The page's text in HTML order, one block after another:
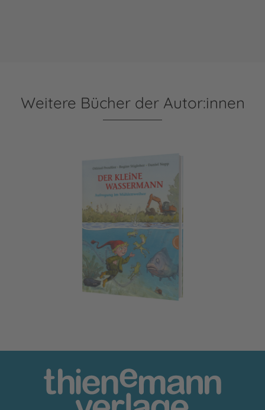
Weitere Bücher der Autor:innen
Der kleine Wassermann: Aufregung im Mühlenweiher